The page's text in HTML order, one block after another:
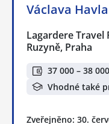
Václava Havla
Lagardere Travel
Ruzyně, Praha
37 000 – 38
Vhodné také
Zveřejněno: 30.